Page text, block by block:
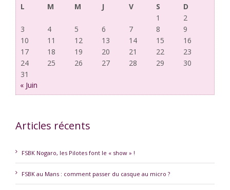
L
M M J V S
D
1
2
3
4 5 6 7 8
9
10
11 12 13 14 15
16
17
18 19 20 21 22
23
24
25 26 27 28 29
30
31
« Juin
Articles récents
FSBK Nogaro, les Pilotes font le « show » !
FSBK au Mans : comment passer du casque au micro ?